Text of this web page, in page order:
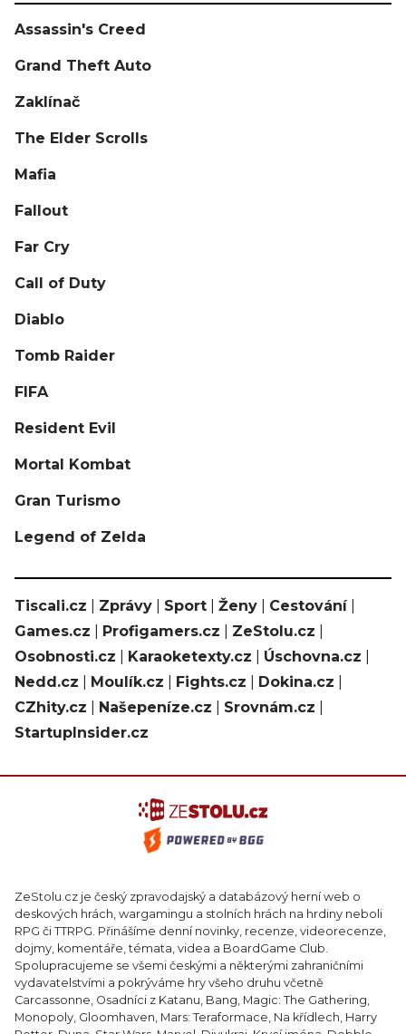
Assassin's Creed
Grand Theft Auto
Zaklínač
The Elder Scrolls
Mafia
Fallout
Far Cry
Call of Duty
Diablo
Tomb Raider
FIFA
Resident Evil
Mortal Kombat
Gran Turismo
Legend of Zelda
Tiscali.cz Zprávy Sport Ženy Cestování|
Games.cz
Profigamers.cz ZeStolu.cz
Osobnosti.cz
Karaoketexty.cz Úschovna.cz
Nedd.cz
Moulík.cz Fights.cz Dokina.cz
CZhity.cz
Našepeníze.cz Srovnám.cz
StartupInsider.cz
ZeStolu.cz je český zpravodajský a databázový herní web o
deskových hrách, wargamingu a stolních hrách na hrdiny neboli
RPG či TTRPG. Přinášíme denní novinky, recenze, videorecenze,
dojmy, komentáře, témata, videa a BoardGame Club.
Spolupracujeme se všemi českými a některými zahraničními
vydavatelstvími a pokrýváme hry všeho druhu včetně
Carcassonne, Osadníci z Katanu, Bang, Magic: The Gathering,
Monopoly, Gloomhaven, Mars: Teraformace, Na křídlech, Harry